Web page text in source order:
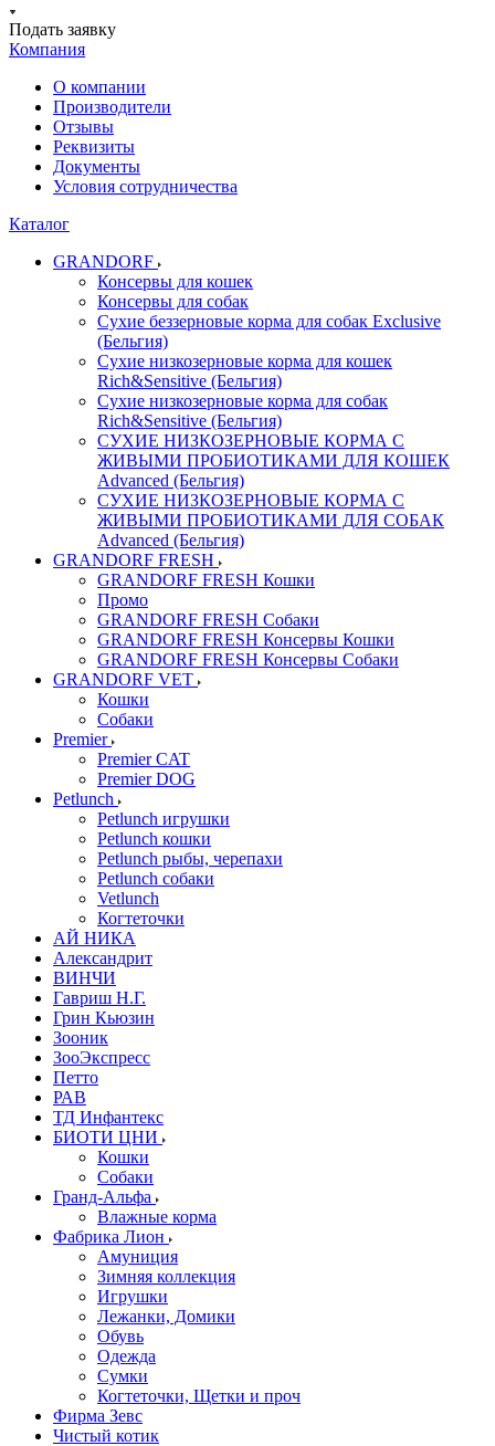
Подать заявку
Компания
О компании
Производители
Отзывы
Реквизиты
Документы
Условия сотрудничества
Каталог
GRANDORF
Консервы для кошек
Консервы для собак
Сухие беззерновые корма для собак Exclusive
(Бельгия)
Сухие низкозерновые корма для кошек
Rich&Sensitive (Бельгия)
Сухие низкозерновые корма для собак
Rich&Sensitive (Бельгия)
СУХИЕ НИЗКОЗЕРНОВЫЕ КОРМА С
ЖИВЫМИ ПРОБИОТИКАМИ ДЛЯ КОШЕК
Advanced (Бельгия)
СУХИЕ НИЗКОЗЕРНОВЫЕ КОРМА С
ЖИВЫМИ ПРОБИОТИКАМИ ДЛЯ СОБАК
Advanced (Бельгия)
GRANDORF FRESH
GRANDORF FRESH Кошки
Промо
GRANDORF FRESH Собаки
GRANDORF FRESH Консервы Кошки
GRANDORF FRESH Консервы Собаки
GRANDORF VET
Кошки
Собаки
Premier
Premier CAT
Premier DOG
Petlunch
Petlunch игрушки
Petlunch кошки
Petlunch рыбы, черепахи
Petlunch собаки
Vetlunch
Когтеточки
АЙ НИКА
Александрит
ВИНЧИ
Гавриш Н.Г.
Грин Кьюзин
Зооник
ЗооЭкспресс
Петто
РАВ
ТД Инфантекс
БИОТИ ЦНИ
Кошки
Собаки
Гранд-Альфа
Влажные корма
Фабрика Лион
Амуниция
Зимняя коллекция
Игрушки
Лежанки, Домики
Обувь
Одежда
Сумки
Когтеточки, Щетки и проч
Фирма Зевс
Чистый котик